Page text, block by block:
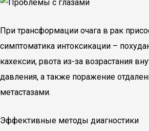
При трансформации очага в рак
симптоматика интоксикации –
кахексии, рвота из-за возрастания
давления, а также поражение
метастазами.
Эффективные методы диагностики